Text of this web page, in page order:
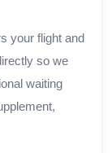
your flight and
so we
waiting